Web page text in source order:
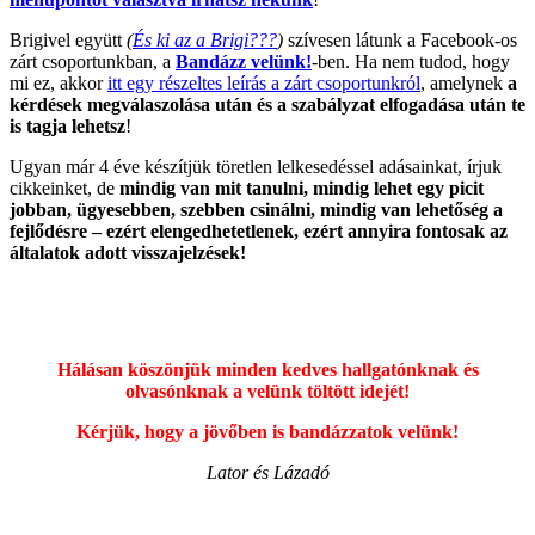
Brigivel együtt (És ki az a Brigi???) szívesen látunk a Facebook-os
zárt csoportunkban, a Bandázz velünk!-ben. Ha nem tudod, hogy
mi ez, akkoritt egy részeltes leírás a zárt csoportunkról, amelynek a
kérdések megválaszolása után és a szabályzat elfogadása után te
is tagja lehetsz!
Ugyan már 4 éve készítjük töretlen lelkesedéssel adásainkat, írjuk
cikkeinket, de mindig van mit tanulni, mindig lehet egy picit
jobban, ügyesebben, szebben csinálni, mindig van lehetőség a
fejlődésre – ezért elengedhetetlenek, ezért annyira fontosak az
általatok adott visszajelzések!
Hálásan köszönjük minden kedves hallgatónknak és
olvasónknak a velünk töltött idejét!
Kérjük, hogy a jövőben is bandázzatok velünk!
Lator és Lázadó